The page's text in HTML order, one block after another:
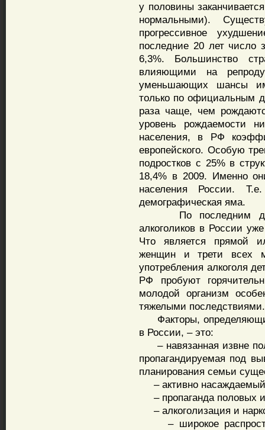
у половины
нормальными).
прогрессивное
последние 20 лет число
6,3%. Большинство
влияющими на
уменьшающих шансы
только по официальным
раза чаще, чем
уровень рождаемости
населения, в РФ
европейского. Особую
подростков с 25% в
18,4% в 2009. Именно
населения России.
демографическая яма.
По последним
алкоголиков в России
Что является прямой
женщин и трети всех
употребления алкоголя
РФ пробуют
молодой организм
тяжелыми последствиями.
Факторы,
в России, – это:
– навязанная извне
пропагандируемая под
планирования семьи
– активно насаждаемый
– пропаганда половых
– алкоголизация и
– широкое